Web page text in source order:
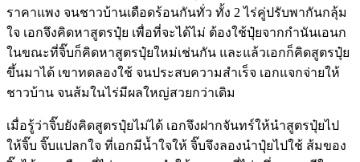
ราคาแพง จนชาวบ้านเดือดร้อนกันทั่ว ทั้ง 2 ไร่คู่ปรับพากันกลุ้ม
ใจ เอกจึงคิดหาสูตรปุ๋ย เพื่อที่จะได้ไม่ ต้องใช้ปุ๋ยจากกำนันเอนก
ในขณะที่จิ๊บก็คิดหาสูตรปุ๋ยใหม่เช่นกัน และแล้วเอกก็คิดสูตรปุ๋ย
ขึ้นมาได้ เขาทดลองใช้ จนประสบความสำเร็จ เอกแจกจ่ายให้
ชาวบ้าน จนส้มในไร่มีผลใหญ่สวยกว่าเดิม
เมื่อรู้ว่าจิ๊บยังคิดสูตรปุ๋ยไม่ได้ เอกจึงฝากจันทร์ให้นำสูตรปุ๋ยไป
ให้จิ๊บ จิ๊บแปลกใจ ที่เอกมีน้ำใจให้ จิ๊บจึงลองนำปุ๋ยไปใช้ ส้มของ